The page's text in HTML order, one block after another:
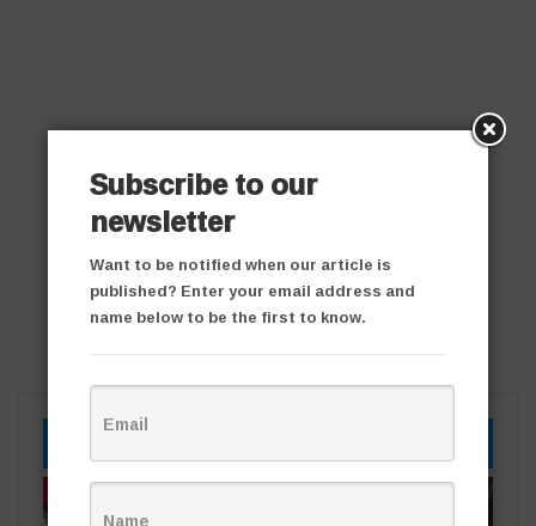
YOU MIGHT ALSO LIKE
తాజా వార్తలు
Subscribe to our
newsletter
Want to be notified when our article is
published? Enter your email address and
name below to be the first to know.